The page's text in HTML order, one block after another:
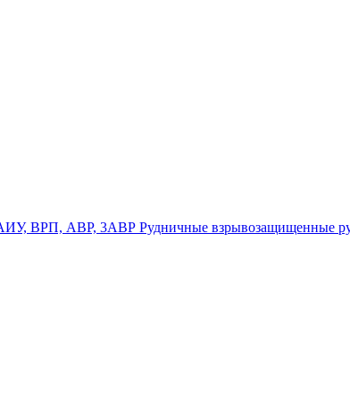
Рудничные взрывозащищенные